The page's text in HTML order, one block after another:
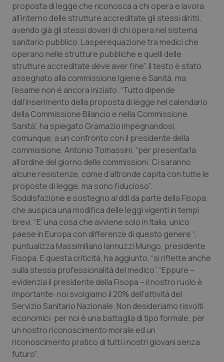
Puglia
Sardegna
Sicilia
Toscana
Umbria
Valle D’Aosta
Veneto
Malattie rare
Malattia di Crohn & Rettocolite Ulcerosa
Neuroscienze & patologie neurodegenerative
Obesità
Oftalmologia
Oncodermatologia
Oncoematologia
Oncologia & Nutrizione
Psoriasi & pelle
Quotidiano Cardiologia
Quotidiano Chirurgia
Quotidiano Oncologia
Quotidiano Pediatria
Rene & patologie urogenitali
proposta di legge che riconosca a chi opera e lavora
all’interno delle strutture accreditate gli stessi diritti,
avendo già gli stessi doveri di chi opera nel sistema
sanitario pubblico. Lasperequazione tra medici che
operano nelle strutture pubbliche e quelli delle
strutture accreditate deve aver fine”. Il testo è stato
assegnato alla commissione Igiene e Sanità, ma
l’esame non è ancora iniziato. “Tutto dipende
dall’inserimento della proposta di legge nel calendario
della Commissione Bilancio e nella Commissione
Sanità”, ha spiegato Gramazio impegnandosi,
comunque, a un confronto con il presidente della
commissione, Antonio Tomassini, “per presentarla
all’ordine del giorno delle commissioni. Ci saranno
alcune resistenze, come d’altronde capita con tutte le
proposte di legge, ma sono fiducioso”.
Soddisfazione e sostegno al ddl da parte della Fisopa,
che auspica una modifica delle leggi vigenti in tempi
brevi. “E’ una cosa che avviene solo in Italia, unico
paese in Europa con differenze di questo genere “,
puntualizza Massimiliano Iannuzzi Mungo, presidente
Fisopa. E questa criticità, ha aggiunto, “si riflette anche
sulla stessa professionalità del medico”. “Eppure –
evidenzia il presidente della Fisopa – il nostro ruolo è
importante: noi svolgiamo il 20% dell’attività del
Servizio Sanitario Nazionale. Non desideriamo risvolti
economici: per noi è una battaglia di tipo formale, per
un nostro riconoscimento morale ed un
riconoscimento pratico di tutti i nostri giovani senza
futuro”.